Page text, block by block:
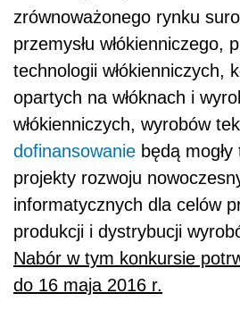
zrównoważonego rynku
przemysłu włókienniczego,
technologii włókienniczych,
opartych na włóknach i
włókienniczych, wyrobów
dofinansowanie będą
projekty rozwoju
informatycznych dla celów
produkcji i dystrybucji
Nabór w tym konkursie
do 16 maja 2016 r.